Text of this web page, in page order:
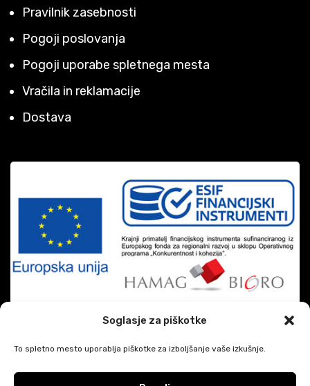
Soglasje za piškotke
To spletno mesto uporablja piškotke za izboljšanje vaše izkušnje.
Pravilnik zasebnosti
Pogoji poslovanja
Pogoji uporabe spletnega mesta
Vračila in reklamacije
Dostava